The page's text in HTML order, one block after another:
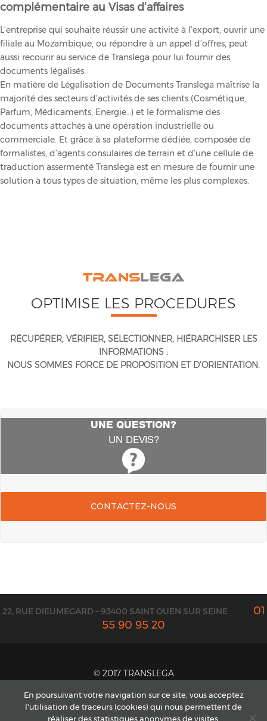
complémentaire au Visas d’affaires
L’entreprise qui souhaite réussir une activité à l’export, ouvrir une
filiale au Mozambique, ou répondre à un appel d’offres, peut
aussi recourir au service de Translega pour lui fournir des
documents légalisés.
En matière de Légalisation de Documents Translega maîtrise la
majorité des secteurs d’activités de ses clients (Cosmétique,
Parfum, Médicaments, Energie…) et le formalisme des
documents attachés à une opération industrielle ou
commerciale. Et grâce à sa plateforme dédiée, composée de
formalistes, d’agents consulaires de terrain et d’une cellule de
traduction assermenté Translega est en mesure de fournir une
solution à tous types de situation, même les plus complexes.
TRANSLEGA
OPTIMISE LES PROCEDURES
RÉCUPÉRER, VÉRIFIER, SÉLECTIONNER, HIÉRARCHISER LES
INFORMATIONS :
NOUS SOMMES FORCE DE PROPOSITION ET D’ORIENTATION.
UNE QUESTION?
UN DEVIS?
CONTACTEZ-NOUS
22, RUE DIEUMEGARD – 93400 SAINT OUEN SUR SEINE
01
55 90 95 20
© 2017 TRANSLEGA
CONTACT ET DEVIS
MENTIONS LÉGALES
En poursuivant votre navigation sur ce site, vous acceptez
l'utilisation de traceurs (cookies) qui nous permettent de
réaliser des statistiques anonymes de visites.